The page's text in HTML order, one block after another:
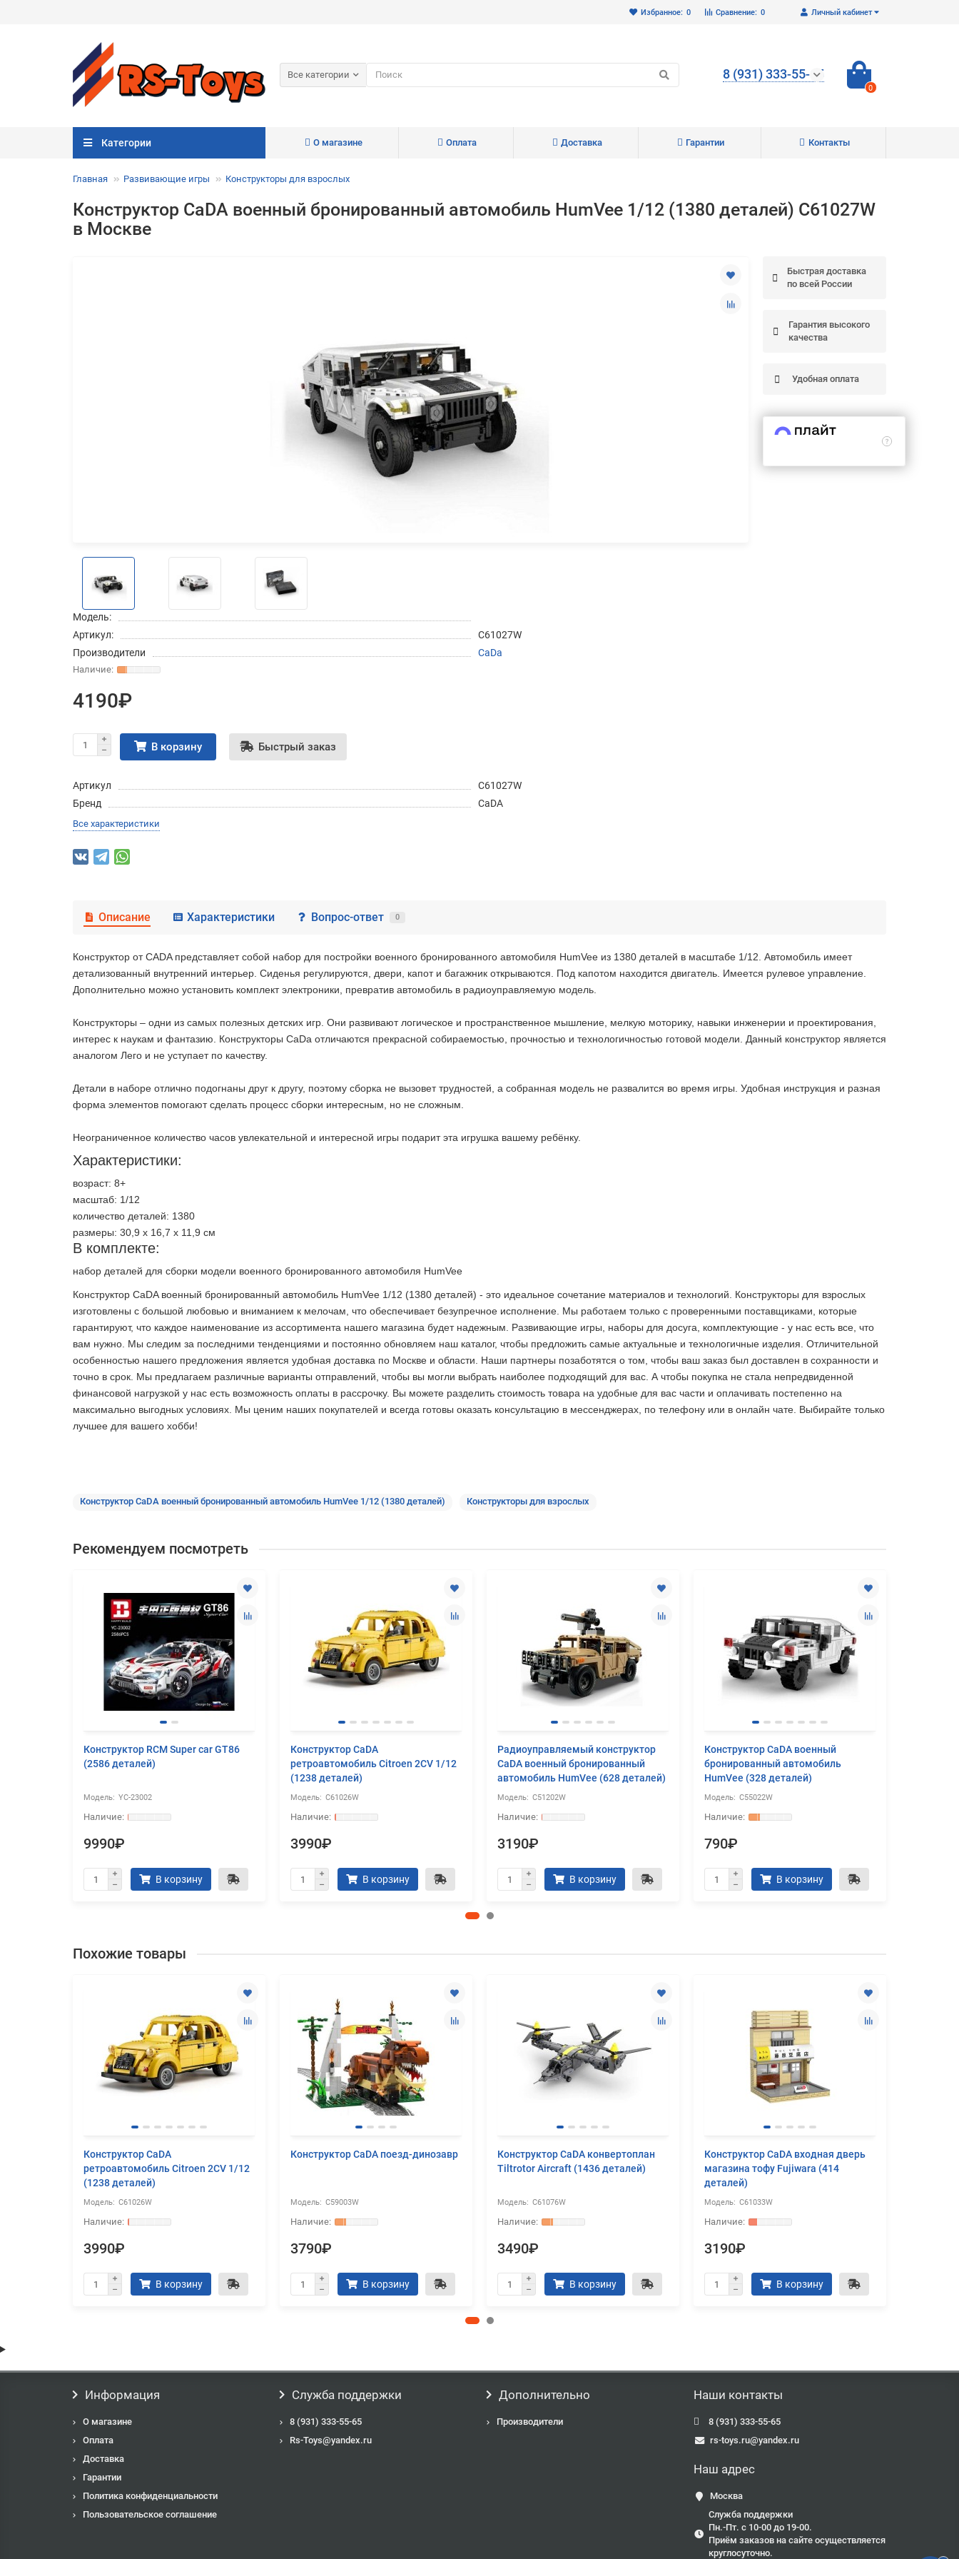
Личный кабинет
Сравнение: 0
Избранное: 0
Все категории 8 (931) 333-55-65
0
Категории О магазине Оплата Доставка Гарантии Контакты
Главная Развивающие игры Конструкторы для взрослых
Конструктор CaDA военный бронированный автомобиль HumVee 1/12 (1380 деталей) C61027W
в Москве
Модель:
Артикул:
C61027W
Производители
CaDa
4190₽
В корзину Быстрый заказ
Артикул
C61027W
Бренд
CaDA
Все характеристики
Быстрая доставка
по всей России
Гарантия высокого
качества
Удобная оплата
Описание Характеристики Вопрос-ответ 0
Конструктор от CADA представляет собой набор для постройки военного бронированного автомобиля HumVee из 1380 деталей в масштабе 1/12. Автомобиль имеет
детализованный внутренний интерьер. Сиденья регулируются, двери, капот и багажник открываются. Под капотом находится двигатель. Имеется рулевое управление.
Дополнительно можно установить комплект электроники, превратив автомобиль в радиоуправляемую модель.
Конструкторы – одни из самых полезных детских игр. Они развивают логическое и пространственное мышление, мелкую моторику, навыки инженерии и проектирования,
интерес к наукам и фантазию. Конструкторы CaDa отличаются прекрасной собираемостью, прочностью и технологичностью готовой модели. Данный конструктор является
аналогом Лего и не уступает по качеству.
Детали в наборе отлично подогнаны друг к другу, поэтому сборка не вызовет трудностей, а собранная модель не развалится во время игры. Удобная инструкция и разная
форма элементов помогают сделать процесс сборки интересным, но не сложным.
Неограниченное количество часов увлекательной и интересной игры подарит эта игрушка вашему ребёнку.
Характеристики:
возраст: 8+
масштаб: 1/12
количество деталей: 1380
размеры: 30,9 х 16,7 х 11,9 см
В комплекте:
набор деталей для сборки модели военного бронированного автомобиля HumVee
Конструктор CaDA военный бронированный автомобиль HumVee 1/12 (1380 деталей) - это идеальное сочетание материалов и технологий. Конструкторы для взрослых
изготовлены с большой любовью и вниманием к мелочам, что обеспечивает безупречное исполнение. Мы работаем только с проверенными поставщиками, которые
гарантируют, что каждое наименование из ассортимента нашего магазина будет надежным. Развивающие игры, наборы для досуга, комплектующие - у нас есть все, что
вам нужно. Мы следим за последними тенденциями и постоянно обновляем наш каталог, чтобы предложить самые актуальные и технологичные изделия. Отличительной
особенностью нашего предложения является удобная доставка по Москве и области. Наши партнеры позаботятся о том, чтобы ваш заказ был доставлен в сохранности и
точно в срок. Мы предлагаем различные варианты отправлений, чтобы вы могли выбрать наиболее подходящий для вас. А чтобы покупка не стала непредвиденной
финансовой нагрузкой у нас есть возможность оплаты в рассрочку. Вы можете разделить стоимость товара на удобные для вас части и оплачивать постепенно на
максимально выгодных условиях. Мы ценим наших покупателей и всегда готовы оказать консультацию в мессенджерах, по телефону или в онлайн чате. Выбирайте только
лучшее для вашего хобби!
Конструктор CaDA военный бронированный автомобиль HumVee 1/12 (1380 деталей) Конструкторы для взрослых
Рекомендуем посмотреть
Конструктор RCM Super car GT86
(2586 деталей)
YC-23002
9990₽
В корзину
Конструктор CaDA
ретроавтомобиль Citroen 2CV 1/12
(1238 деталей)
C61026W
3990₽
В корзину
Радиоуправляемый конструктор
CaDA военный бронированный
автомобиль HumVee (628 деталей)
C51202W
3190₽
В корзину
Конструктор CaDA военный
бронированный автомобиль
HumVee (328 деталей)
C55022W
790₽
В корзину
Похожие товары
Конструктор CaDA
ретроавтомобиль Citroen 2CV 1/12
(1238 деталей)
C61026W
3990₽
В корзину
Конструктор CaDA поезд-динозавр
C59003W
3790₽
В корзину
Конструктор CaDA конвертоплан
Tiltrotor Aircraft (1436 деталей)
C61076W
3490₽
В корзину
Конструктор CaDA входная дверь
магазина тофу Fujiwara (414
деталей)
C61033W
3190₽
В корзину
График платежей
Сегодня
25%
Получайте товарвыбранный способом
Подробнееоб оплате Частями
chasti.ru
Информация
О магазине
Оплата
Доставка
Гарантии
Политика конфиденциальности
Пользовательское соглашение
Служба поддержки
8 (931) 333-55-65
Rs-Toys@yandex.ru
Дополнительно
Производители
Наши контакты
8 (931) 333-55-65
rs-toys.ru@yandex.ru
Наш адрес
Москва
Служба поддержки
Пн.-Пт. с 10-00 до 19-00.
Приём заказов на сайте осуществляется
круглосуточно.